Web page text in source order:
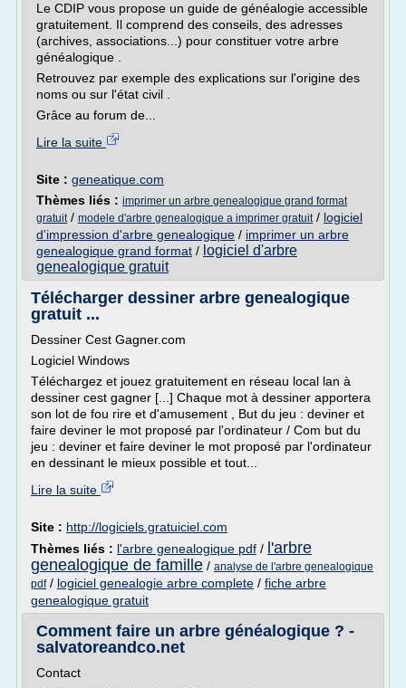
Le CDIP vous propose un guide de généalogie accessible
gratuitement. Il comprend des conseils, des adresses
(archives, associations...) pour constituer votre arbre
généalogique .
Retrouvez par exemple des explications sur l'origine des
noms ou sur l'état civil .
Grâce au forum de...
Lire la suite
Site : geneatique.com
Thèmes liés : imprimer un arbre genealogique grand format
gratuit/ modele d'arbre genealogique a imprimer gratuit/ logiciel
d'impression d'arbre genealogique / imprimer un arbre
genealogique grand format / logiciel d'arbre
genealogique gratuit
Télécharger dessiner arbre genealogique
gratuit ...
Dessiner Cest Gagner.com
Logiciel Windows
Téléchargez et jouez gratuitement en réseau local lan à
dessiner cest gagner [...] Chaque mot à dessiner apportera
son lot de fou rire et d'amusement , But du jeu : deviner et
faire deviner le mot proposé par l'ordinateur / Com but du
jeu : deviner et faire deviner le mot proposé par l'ordinateur
en dessinant le mieux possible et tout...
Lire la suite
Site : http://logiciels.gratuiciel.com
Thèmes liés : l'arbre genealogique pdf / l'arbre
genealogique de famille / analyse de l'arbre genealogique
pdf/ logiciel genealogie arbre complete / fiche arbre
genealogique gratuit
Comment faire un arbre généalogique ? -
salvatoreandco.net
Contact